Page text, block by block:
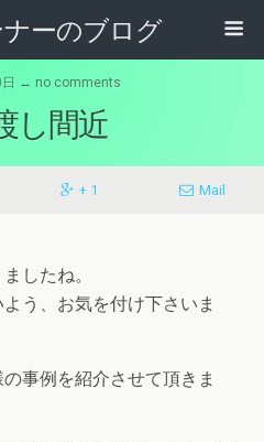
ーのブログ
日 ↔ no comments
し間近
+ 1 Mail
したね。
う、お気を付け下さいま
事例を紹介させて頂きま